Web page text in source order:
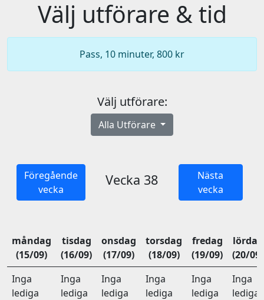
Välj utförare & tid
Pass, 10 minuter, 800 kr
Välj utförare:
Alla Utförare
Föregående
vecka
Vecka 38
Nästa
vecka
måndag
(15/09)
tisdag
(16/09)
onsdag
(17/09)
torsdag
(18/09)
fredag
(19/09)
lördag
(20/09)
Inga
lediga
Inga
lediga
Inga
lediga
Inga
lediga
Inga
lediga
Inga
lediga